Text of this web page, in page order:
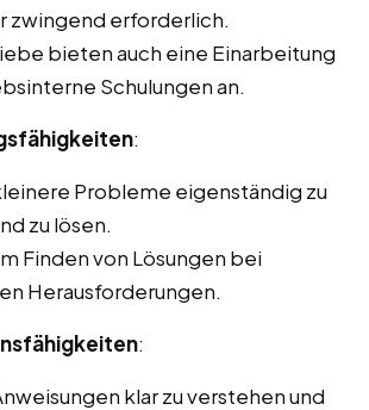
zwingend erforderlich.
bieten auch eine Einarbeitung
Schulungen an.
:
Probleme eigenständig zu
zu lösen.
Finden von Lösungen bei
Herausforderungen.
:
klar zu verstehen und